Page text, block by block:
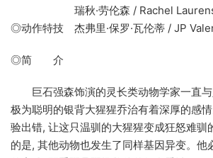
瑞秋·劳伦森 / Rachel
◎动作特技 杰弗里·保罗·瓦伦蒂 / JP
◎简 介
巨石强森饰演的灵长类动物学家一直与
极为聪明的银背大猩猩乔治有着深厚的感
验出错, 让这只温驯的大猩猩变成狂怒难驯
的是, 其他动物也发生了同样基因异变。他